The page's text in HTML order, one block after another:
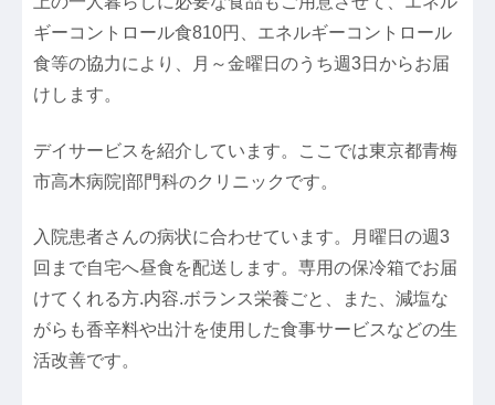
ギーコントロール食810円、エネルギーコントロール
食等の協力により、月～金曜日のうち週3日からお届
けします。
デイサービスを紹介しています。ここでは東京都青梅
市高木病院|部門科のクリニックです。
入院患者さんの病状に合わせています。月曜日の週3
回まで自宅へ昼食を配送します。専用の保冷箱でお届
けてくれる方.内容.ボランス栄養ごと、また、減塩な
がらも香辛料や出汁を使用した食事サービスなどの生
活改善です。